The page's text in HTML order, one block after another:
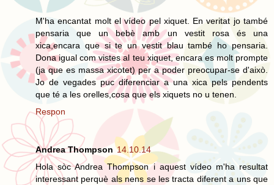
M'ha encantat molt el vídeo pel xiquet. En veritat jo també
pensaria que un bebè amb un vestit rosa és una
xica,encara que si te un vestit blau també ho pensaria.
Dona igual com vistes al teu xiquet, encara es molt prompte
(ja que es massa xicotet) per a poder preocupar-se d'això.
Jo de vegades puc diferenciar a una xica pels pendents
que té a les orelles,cosa que els xiquets no u tenen.
Respon
Andrea Thompson 14.10.14
Hola sòc Andrea Thompson i aquest vídeo m'ha resultat
interessant perquè als nens se les tracta diferent a uns que